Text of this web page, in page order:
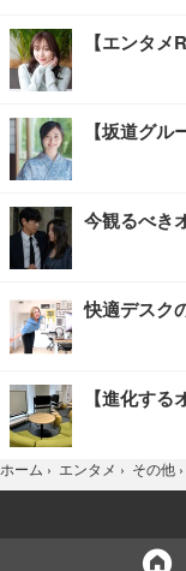
【エンタ
【坂道グ
今観るべき
快適デスク
【進化する
ホーム › エンタメ › その他 ›